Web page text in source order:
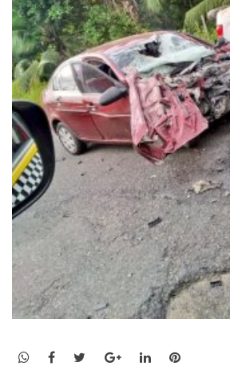
WhatsApp
Facebook
TwitterGoogle+LinkedInPinterest